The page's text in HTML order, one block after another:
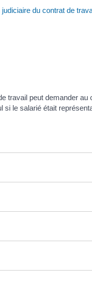
judiciaire du contrat de
travail peut demander
le salarié était